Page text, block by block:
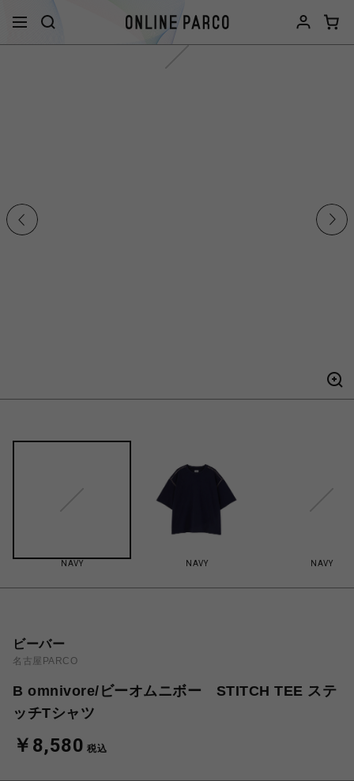
NAVY NAVY NAVY
ビーバー
名古屋PARCO
B omnivore/ビーオムニボー STITCH TEE ステ
ッチTシャツ
￥8,580 税込